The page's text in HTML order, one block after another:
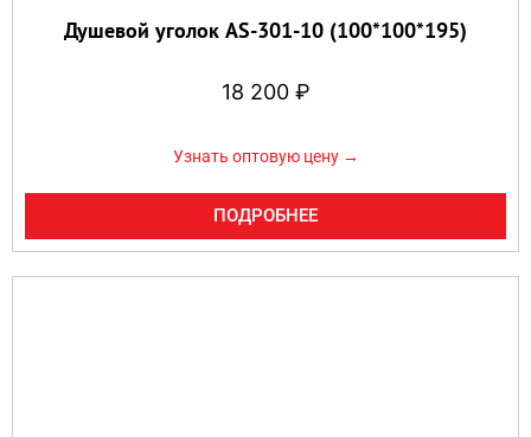
Душевой уголок AS-301-10 (100*100*195)
18 200 ₽
Узнать оптовую цену →
ПОДРОБНЕЕ